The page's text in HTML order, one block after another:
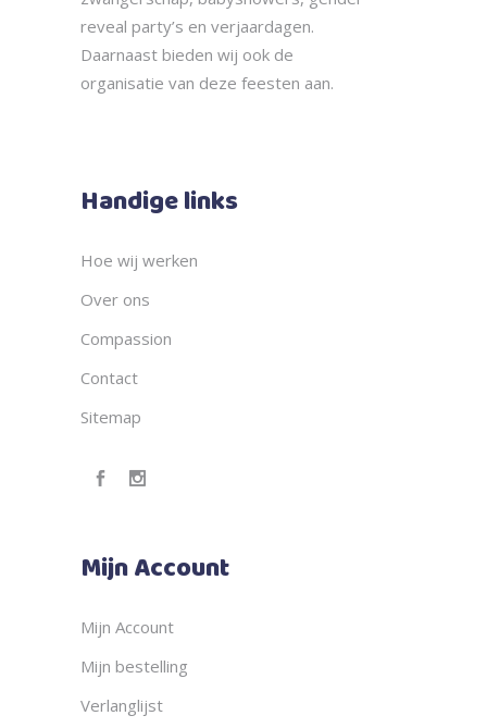
reveal party’s en verjaardagen.
Daarnaast bieden wij ook de
organisatie van deze feesten aan.
Handige links
Hoe wij werken
Over ons
Compassion
Contact
Sitemap
Mijn Account
Mijn Account
Mijn bestelling
Verlanglijst